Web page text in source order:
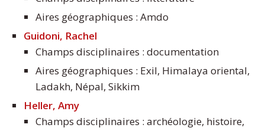
Aires géographiques : Amdo
Guidoni, Rachel
Champs disciplinaires : documentation
Aires géographiques : Exil, Himalaya oriental,
Ladakh, Népal, Sikkim
Heller, Amy
Champs disciplinaires : archéologie, histoire,